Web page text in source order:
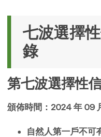
七波選擇
錄
第七波選擇性
頒佈時間：2024 年 09
自然人第一戶不可